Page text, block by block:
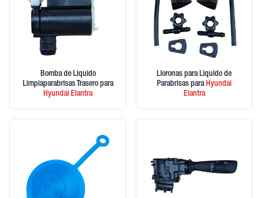
Bomba de Liquido
Limpiaparabrisas Trasero para
Hyundai Elantra
Lloronas para Liquido de
Parabrisas paraHyundai
Elantra